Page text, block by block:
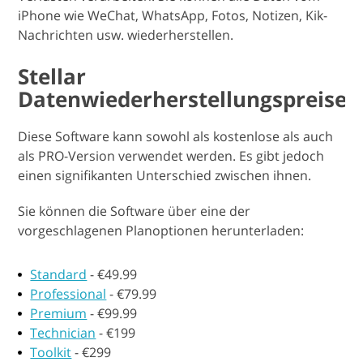
iPhone wie WeChat, WhatsApp, Fotos, Notizen, Kik-
Nachrichten usw. wiederherstellen.
Stellar
Datenwiederherstellungspreise
Diese Software kann sowohl als kostenlose als auch
als PRO-Version verwendet werden. Es gibt jedoch
einen signifikanten Unterschied zwischen ihnen.
Sie können die Software über eine der
vorgeschlagenen Planoptionen herunterladen:
Standard - €49.99
Professional - €79.99
Premium - €99.99
Technician - €199
Toolkit- €299